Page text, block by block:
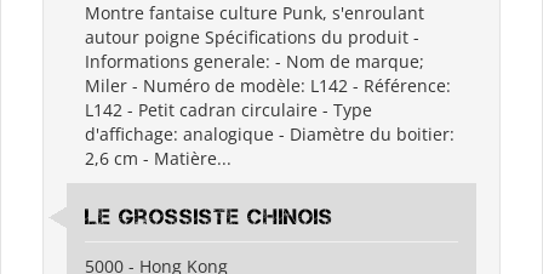
Montre fantaise culture Punk, s'enroulant
autour poigne Spécifications du produit -
Informations generale: - Nom de marque;
Miler - Numéro de modèle: L142 - Référence:
L142 - Petit cadran circulaire - Type
d'affichage: analogique - Diamètre du boitier:
2,6 cm - Matière...
Le grossiste chinois
5000 - Hong Kong